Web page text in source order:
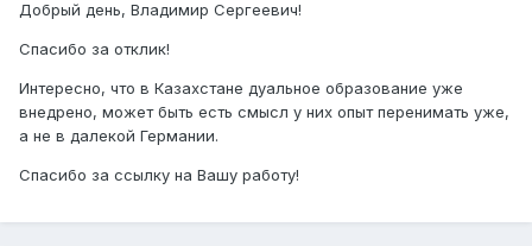
Добрый день, Владимир Сергеевич!
Спасибо за отклик!
Интересно, что в Казахстане дуальное образование уже
внедрено, может быть есть смысл у них опыт перенимать уже,
а не в далекой Германии.
Спасибо за ссылку на Вашу работу!